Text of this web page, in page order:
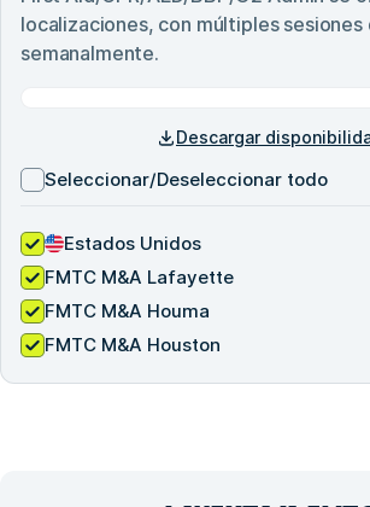
localizaciones, con múltiples sesiones
semanalmente.
Descargar
Seleccionar/Deseleccionar todo
Estados Unidos
FMTC M&A Lafayette
FMTC M&A Houma
FMTC M&A Houston